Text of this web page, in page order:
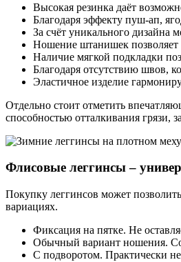
Высокая резинка даёт
Благодаря эффекту пуш-ап,
За счёт уникального дизайна
Ношение штанишек позволяет
Наличие мягкой подкладки
Благодаря отсутствию швов,
Эластичное изделие
Отдельно стоит отметить
способностью отталкивания грязи,
Флисовые леггинсы –
Покупку леггинсов может
вариациях.
Фиксация на пятке. Не
Обычный вариант ношения.
С подворотом. Практически